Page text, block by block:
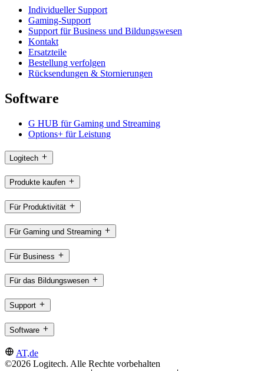
Individueller Support
Gaming-Support
Support für Business und Bildungswesen
Kontakt
Ersatzteile
Bestellung verfolgen
Rücksendungen & Stornierungen
Software
G HUB für Gaming und Streaming
Options+ für Leistung
Logitech
Produkte kaufen
Für Produktivität
Für Gaming und Streaming
Für Business
Für das Bildungswesen
Support
Software
AT,de
©2026 Logitech. Alle Rechte vorbehalten